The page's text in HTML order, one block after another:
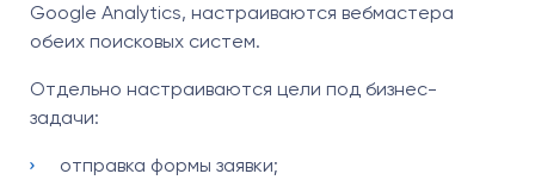
Google Analytics, настраиваются вебмастера
обеих поисковых систем.
Отдельно настраиваются цели под бизнес-
задачи:
отправка формы заявки;